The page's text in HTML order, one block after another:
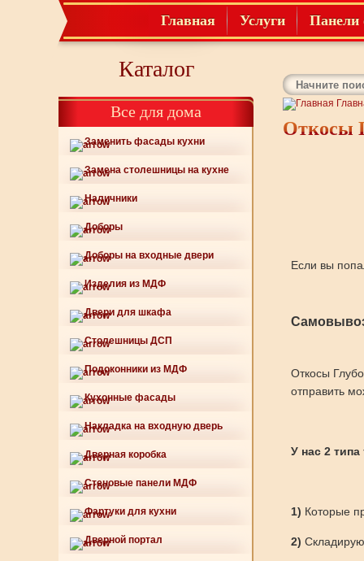
Главная Услуги Панели
Каталог
Все для дома
Заменить фасады кухни
Замена столешницы на кухне
Наличники
Доборы
Доборы на входные двери
Изделия из МДФ
Двери для шкафа
Столешницы ДСП
Подоконники из МДФ
Кухонные фасады
Накладка на входную дверь
Дверная коробка
Стеновые панели МДФ
Фартуки для кухни
Дверной портал
Откосы
Если вы
Откосы
отправить
У нас 2
1) Которые
2)